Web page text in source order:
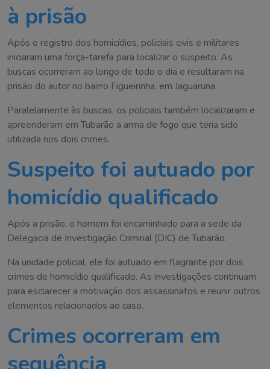
à prisão
Após o registro dos homicídios, policiais civis e militares
iniciaram uma força-tarefa para localizar o suspeito. As
buscas ocorreram ao longo de todo o dia e resultaram na
prisão do autor no bairro Figueirinha, em Jaguaruna.
Paralelamente às buscas, os policiais também localizaram e
apreenderam em Tubarão a arma de fogo que teria sido
utilizada nos dois crimes.
Suspeito foi autuado por
homicídio qualificado
Após a prisão, o homem foi encaminhado para a sede da
Delegacia de Investigação Criminal (DIC) de Tubarão.
Na unidade policial, ele foi autuado em flagrante por dois
crimes de homicídio qualificado. As investigações continuam
para esclarecer a motivação dos assassinatos e reunir outros
elementos relacionados ao caso.
Crimes ocorreram em